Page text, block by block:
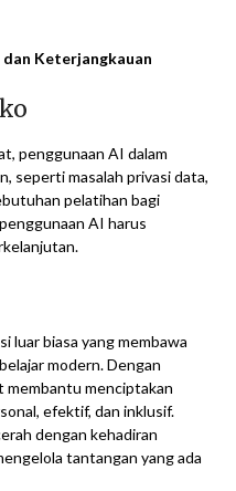
Keterjangkauan
penggunaan AI dalam
seperti masalah privasi data,
pelatihan bagi
AI harus
luar biasa yang membawa
modern. Dengan
membantu menciptakan
efektif, dan inklusif.
dengan kehadiran
tantangan yang ada